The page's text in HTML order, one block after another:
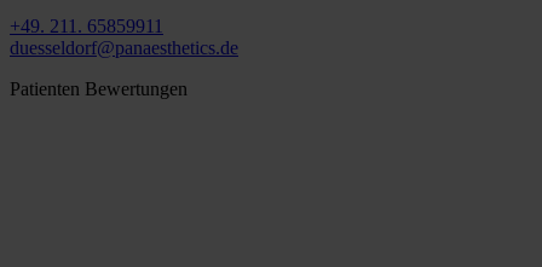
+49. 211. 65859911
duesseldorf@panaesthetics.de
Patienten Bewertungen